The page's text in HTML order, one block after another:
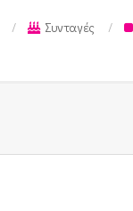
Συνταγές